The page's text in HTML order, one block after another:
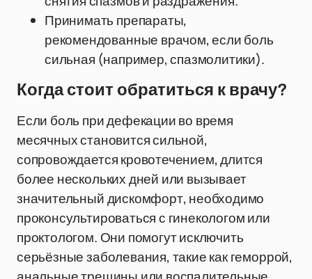
Принимать препараты,
рекомендованные врачом, если боль
сильная (например, спазмолитики).
Когда стоит обратиться к врачу?
Если боль при дефекации во время
месячных становится сильной,
сопровождается кровотечением, длится
более нескольких дней или вызывает
значительный дискомфорт, необходимо
проконсультироваться с гинекологом или
проктологом. Они помогут исключить
серьёзные заболевания, такие как геморрой,